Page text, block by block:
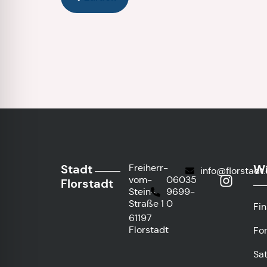
Stadt
Florstadt
Freiherr-
vom-
Stein-
Straße 1
61197
Florstadt
06035
9699-
0